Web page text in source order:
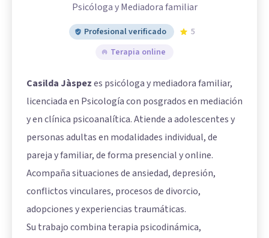
Psicóloga y Mediadora familiar
Profesional verificado
5
Terapia online
Casilda Jàspezes psicóloga y mediadora familiar,
licenciada en Psicología con posgrados en mediación
y en clínica psicoanalítica. Atiende a adolescentes y
personas adultas en modalidades individual, de
pareja y familiar, de forma presencial y online.
Acompaña situaciones de ansiedad, depresión,
conflictos vinculares, procesos de divorcio,
adopciones y experiencias traumáticas.
Su trabajo combina terapia psicodinámica,